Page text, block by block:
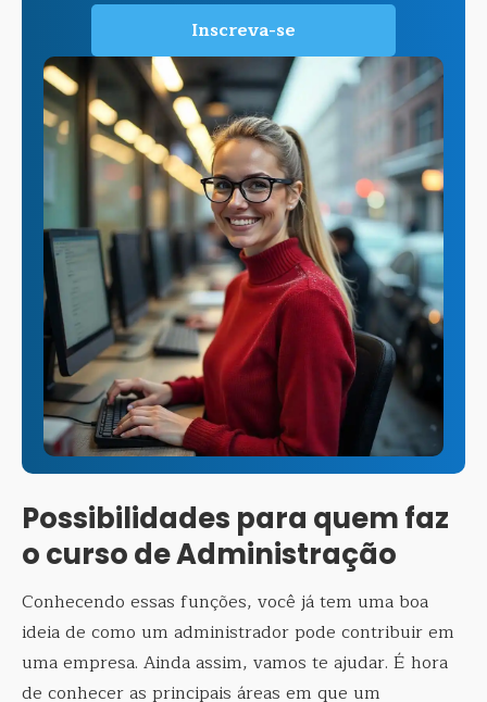
Inscreva-se
Possibilidades para quem faz
o curso de Administração
Conhecendo essas funções, você já tem uma boa
ideia de como um administrador pode contribuir em
uma empresa. Ainda assim, vamos te ajudar. É hora
de conhecer as principais áreas em que um